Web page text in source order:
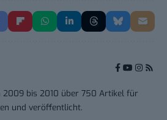
2009 bis 2010 über 750 Artikel für
und veröffentlicht.